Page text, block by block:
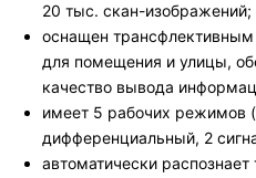
20 тыс. скан-изображений;
оснащен
для помещения и улицы,
качество вывода
имеет 5 рабочих режимов
дифференциальный, 2
автоматически